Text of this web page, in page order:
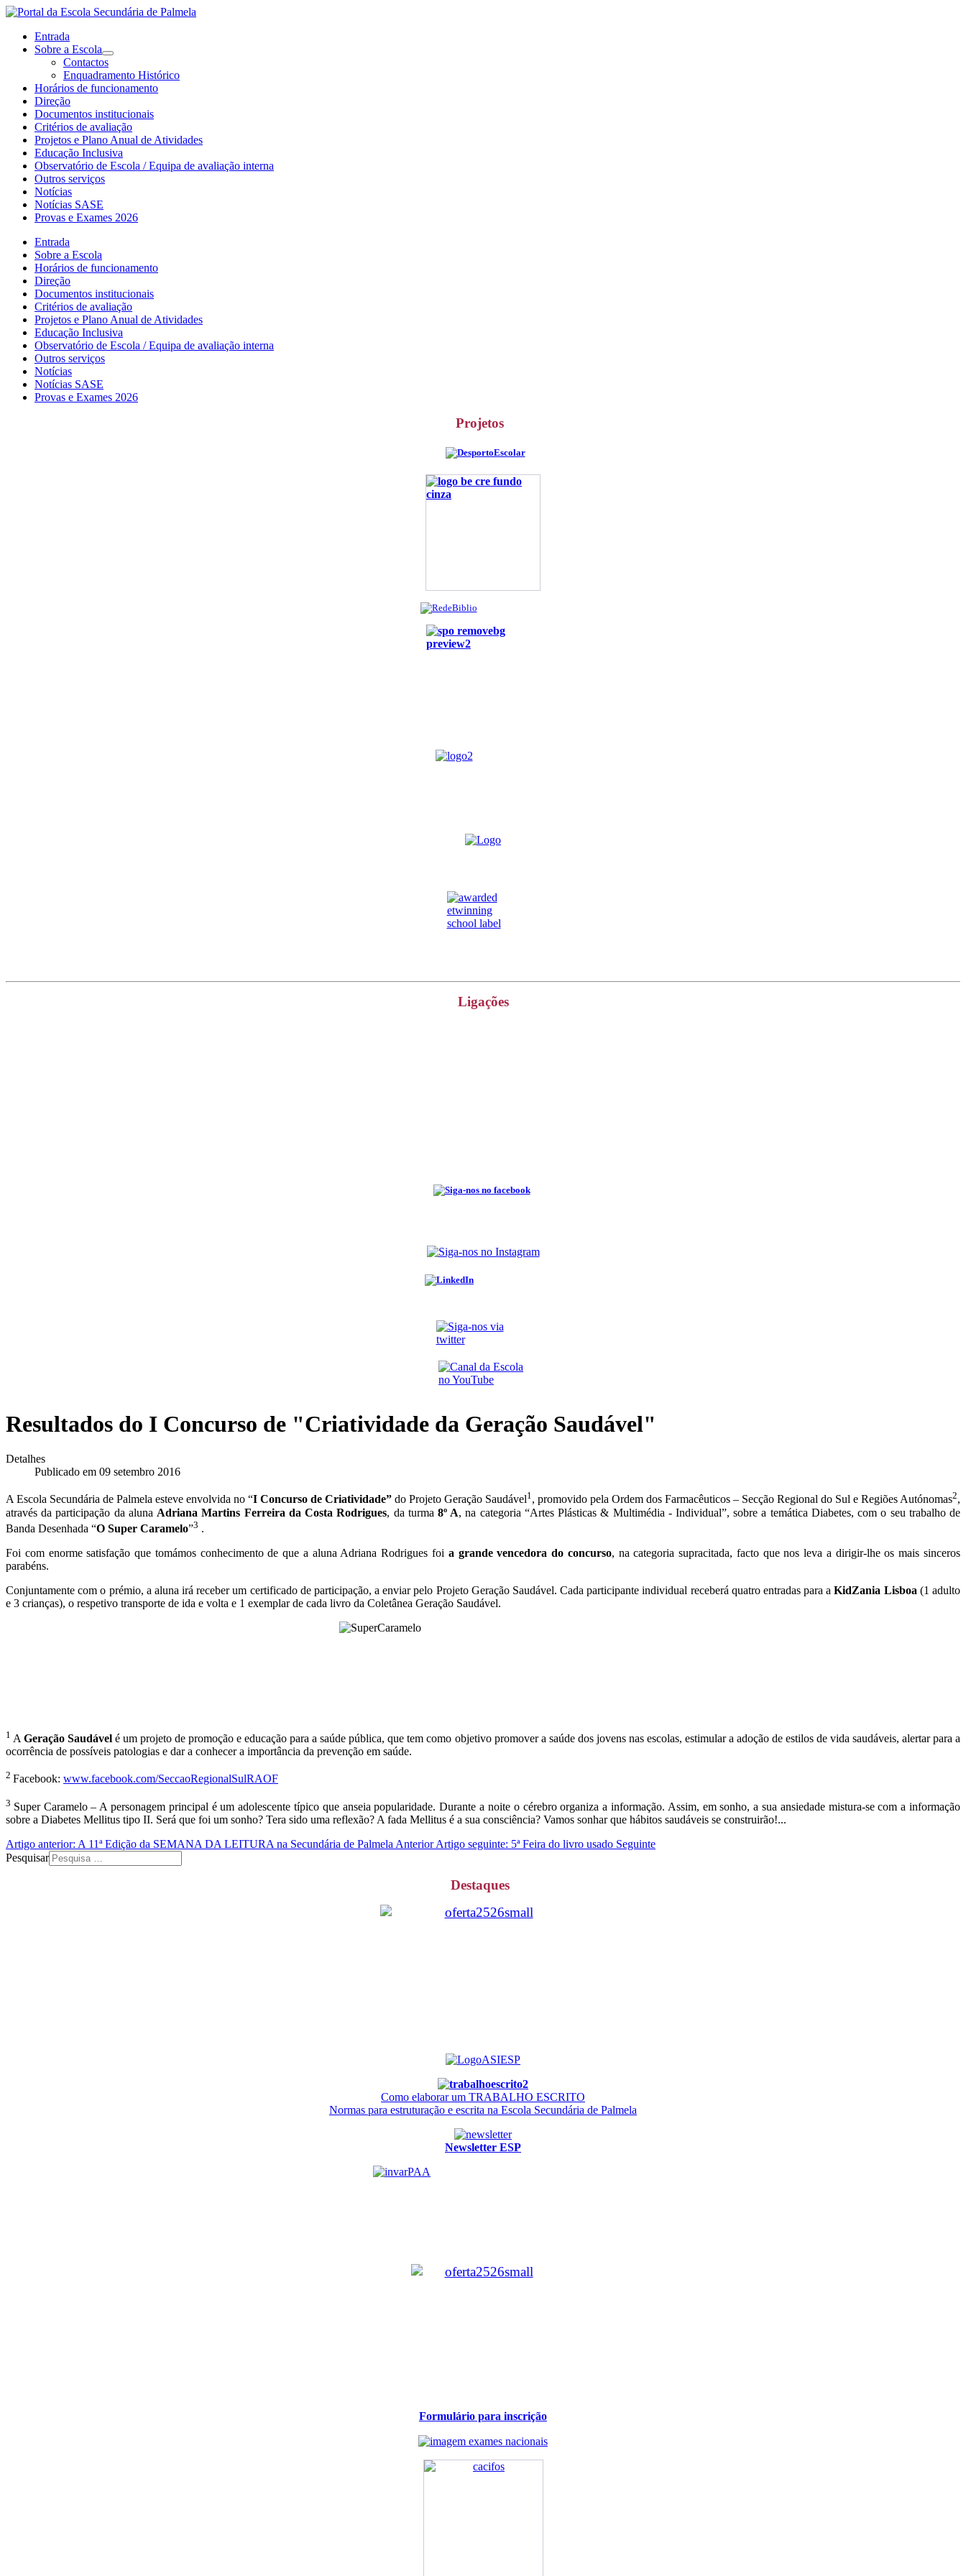
Entrada
Sobre a Escola
Contactos
Enquadramento Histórico
Horários de funcionamento
Direção
Documentos institucionais
Critérios de avaliação
Projetos e Plano Anual de Atividades
Educação Inclusiva
Observatório de Escola / Equipa de avaliação interna
Outros serviços
Notícias
Notícias SASE
Provas e Exames 2026
Entrada
Sobre a Escola
Horários de funcionamento
Direção
Documentos institucionais
Critérios de avaliação
Projetos e Plano Anual de Atividades
Educação Inclusiva
Observatório de Escola / Equipa de avaliação interna
Outros serviços
Notícias
Notícias SASE
Provas e Exames 2026
Projetos
Ligações
Resultados do I Concurso de "Criatividade da Geração Saudável"
Detalhes
Publicado em 09 setembro 2016
A Escola Secundária de Palmela esteve envolvida no “I Concurso de Criatividade” do Projeto Geração Saudável1, promovido pela Ordem dos Farmacêuticos – Secção Regional do Sul e Regiões Autónomas2,
através da participação da aluna Adriana Martins Ferreira da Costa Rodrigues, da turma 8º A, na categoria “Artes Plásticas & Multimédia - Individual”, sobre a temática Diabetes, com o seu trabalho de
Banda Desenhada “O Super Caramelo”3 .
Foi com enorme satisfação que tomámos conhecimento de que a aluna Adriana Rodrigues foi a grande vencedora do concurso, na categoria supracitada, facto que nos leva a dirigir-lhe os mais sinceros
parabéns.
Conjuntamente com o prémio, a aluna irá receber um certificado de participação, a enviar pelo Projeto Geração Saudável. Cada participante individual receberá quatro entradas para aKidZania Lisboa (1 adulto
e 3 crianças), o respetivo transporte de ida e volta e 1 exemplar de cada livro da Coletânea Geração Saudável.
1 AGeração Saudável é um projeto de promoção e educação para a saúde pública, que tem como objetivo promover a saúde dos jovens nas escolas, estimular a adoção de estilos de vida saudáveis, alertar para a
ocorrência de possíveis patologias e dar a conhecer a importância da prevenção em saúde.
2 Facebook: www.facebook.com/SeccaoRegionalSulRAOF
3 Super Caramelo – A personagem principal é um adolescente típico que anseia popularidade. Durante a noite o cérebro organiza a informação. Assim, em sonho, a sua ansiedade mistura-se com a informação
sobre a Diabetes Mellitus tipo II. Será que foi um sonho? Tera sido uma reflexão? A fada Mellitus é a sua consciência? Vamos sonhar que hábitos saudáveis se construirão!...
Artigo anterior: A 11ª Edição da SEMANA DA LEITURA na Secundária de Palmela Anterior Artigo seguinte: 5ª Feira do livro usado Seguinte
Pesquisar
Destaques
Como elaborar um TRABALHO ESCRITO
Normas para estruturação e escrita na Escola Secundária de Palmela
Newsletter ESP
Formulário para inscrição